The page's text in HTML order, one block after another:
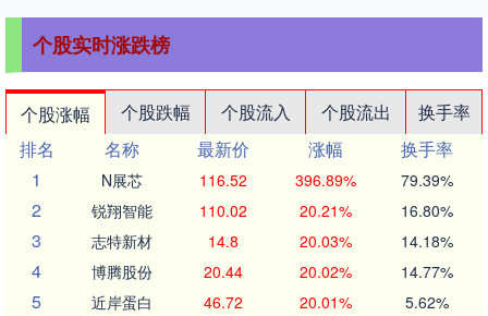
个股实时涨跌榜
个股涨幅 个股跌幅 个股流入 个股流出
换手率
排名
名称 最新价 涨幅
换手率
1
N展芯 116.52 396.89% 79.39%
2 锐翔智能 110.02 20.21% 16.80%
3 志特新材 14.8 20.03% 14.18%
4 博腾股份 20.44 20.02% 14.77%
5 近岸蛋白 46.72 20.01% 5.62%